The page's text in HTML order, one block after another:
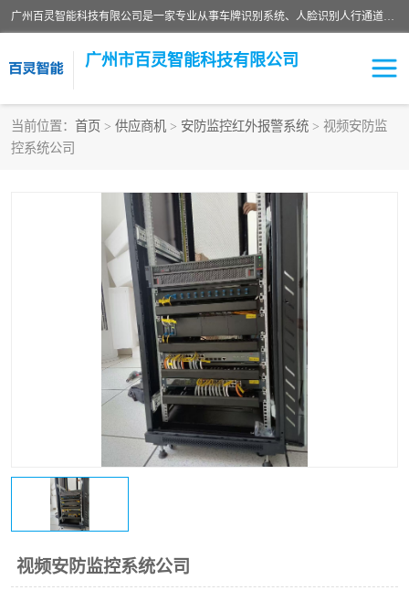
广州百灵智能科技有限公司是一家专业从事车牌识别系统、人脸识别人行通道、安防监控交通设施、停车场智能管理系统、停车场云平台、车牌识别一体机、自动道闸、通道设备、交通设施及交通划线等产品研发、生产和销售的高新技术企业。
广州市百灵智能科技有限公司
当前位置： 首页 > 供应商机 > 安防监控红外报警系统 > 视频安防监
控系统公司
视频安防监控系统公司
安防监控红外报警系统